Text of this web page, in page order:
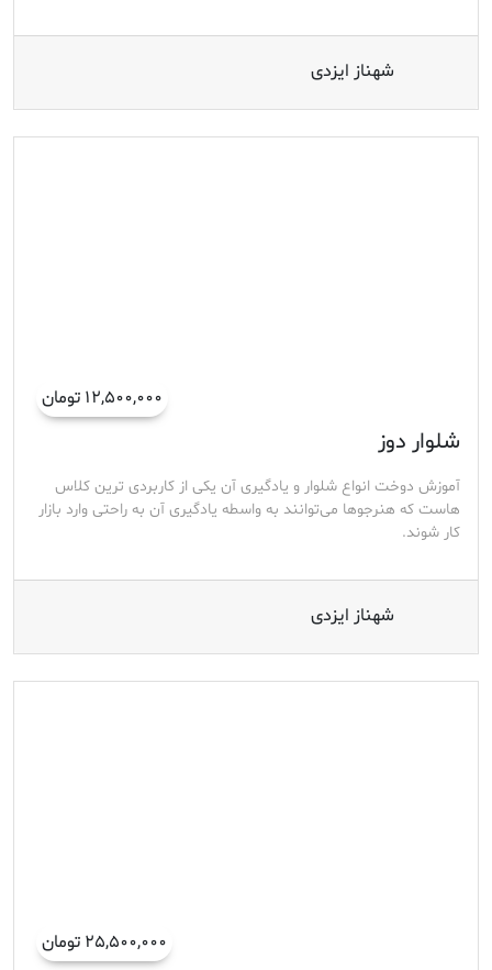
شهناز ایزدی
۱۲,۵۰۰,۰۰۰ تومان
شلوار دوز
آموزش دوخت انواع شلوار و یادگیری آن یکی از کاربردی ترین کلاس
هاست که هنرجوها می‌توانند به واسطه یادگیری آن به راحتی وارد بازار
کار شوند.
شهناز ایزدی
۲۵,۵۰۰,۰۰۰ تومان